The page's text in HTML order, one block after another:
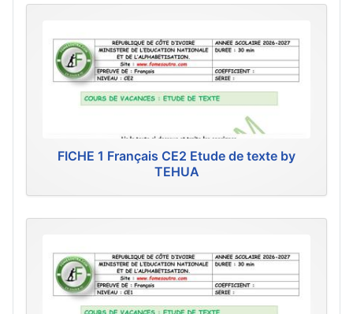
FICHE 1 Français CE2 Etude de texte by
TEHUA